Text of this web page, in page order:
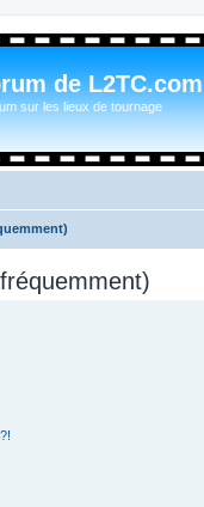
de L2TC.com
sur les lieux de tournage